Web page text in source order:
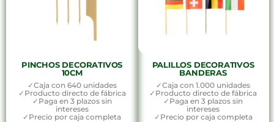
PINCHOS DECORATIVOS
10CM
✓Caja con 640 unidades
✓Producto directo de fábrica
✓Paga en 3 plazos sin
intereses
✓Precio por caja completa
PALILLOS DECORATIVOS
BANDERAS
✓Caja con 1.000 unidades
✓Producto directo de fábrica
✓Paga en 3 plazos sin
intereses
✓Precio por caja completa